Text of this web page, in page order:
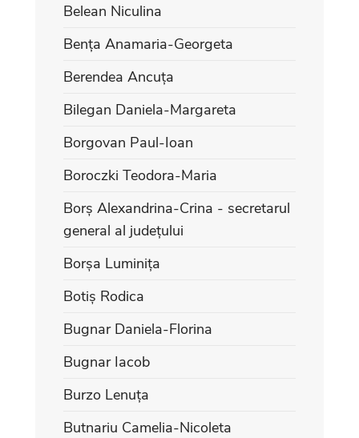
Belean Niculina
Bența Anamaria-Georgeta
Berendea Ancuța
Bilegan Daniela-Margareta
Borgovan Paul-Ioan
Boroczki Teodora-Maria
Borș Alexandrina-Crina - secretarul
general al județului
Borșa Luminița
Botiș Rodica
Bugnar Daniela-Florina
Bugnar Iacob
Burzo Lenuța
Butnariu Camelia-Nicoleta